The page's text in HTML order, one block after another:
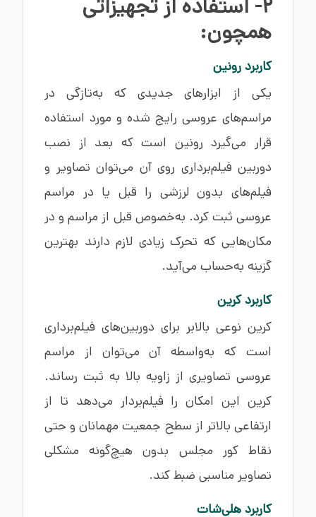
2- استفاده از تجهیزاتی
همچون:
کاربرد رونین
یکی از ابزارهای جدیدی که به‌تازگی در
مراسم‌های عروسی رایج شده و مورد استفاده
قرار می‌گیرد رونین است که بعد از نصب
دوربین فیلم‌برداری روی آن می‌توان تصاویر و
فیلم‌های بدون لرزشی را قبل یا در مراسم
عروسی ثبت کرد. به‌خصوص قبل از مراسم و در
مکان‌هایی که تحرک زیادی لازم دارند بهترین
گزینه به‌حساب می‌آید.
کاربرد کرین
کرین نوعی بالابر برای دوربین‌های فیلم‌برداری
است که به‌واسطه آن می‌توان از مراسم
عروسی تصاویری از زاویه بالا به ثبت رساند.
کرین این امکان را فیلم‌بردار می‌دهد تا از
ارتفاعی بالاتر از سطح جمعیت مهمانان و حتی
نقاط کور مجلس بدون هیچ‌گونه مشکلی
تصاویر مناسبی ضبط کند.
کاربرد هلی‌شات